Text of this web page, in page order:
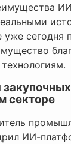
ИИ
сегодня
секторе
ИИ-